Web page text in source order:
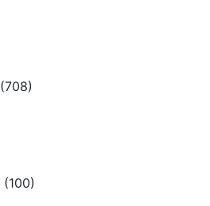
(708)
(100)